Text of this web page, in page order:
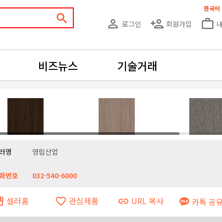
search person_outline 로그인 person_add 회원가입 work_outline
한국어
비즈뉴스 기술거래
명 영림산업
번호 032-540-6000
셀러홈 favorite_border 관심제품 link URL 복사 카톡 공